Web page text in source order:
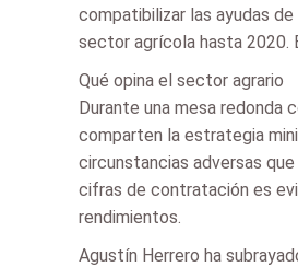
compatibilizar las ayudas
sector agrícola hasta 2020.
Qué opina el sector agrario
Durante una mesa redonda
comparten la estrategia
circunstancias adversas
cifras de contratación es
rendimientos.
Agustín Herrero ha